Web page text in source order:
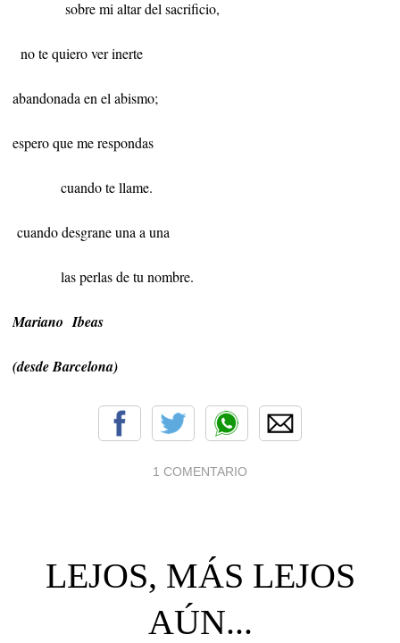
sobre mi altar del sacrificio,
no te quiero ver inerte
abandonada en el abismo;
espero que me respondas
cuando te llame.
cuando desgrane una a una
las perlas de tu nombre.
Mariano Ibeas
(desde Barcelona)
1 COMENTARIO
LEJOS, MÁS LEJOS
AÚN...